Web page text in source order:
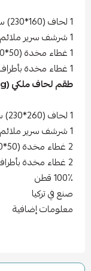
1 لحاف (160*230) سم
1 شرشف سرير ملائم بأطراف مطاطية (120*200+30) سم
1 غطاء مخدة (50*70) سم
1 غطاء مخدة بأطراف زائدة (50*70+5) سم
طقم لحاف ملكي (King) مكون من 6 قطع:
1 لحاف (260*230) سم
1 شرشف سرير ملائم بأطراف مطاطية (200*200+30) سم
2 غطاء مخدة (50*70) سم
2 غطاء مخدة بأطراف زائدة (50*70+5) سم
100٪ قطن
صنع في تركيا
معلومات إضافية